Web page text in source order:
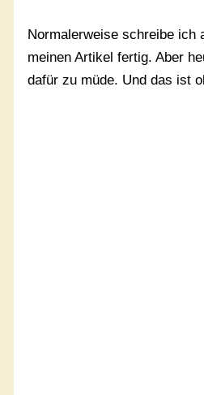
Normalerweise schreibe ich
meinen Artikel fertig. Aber
dafür zu müde. Und das ist